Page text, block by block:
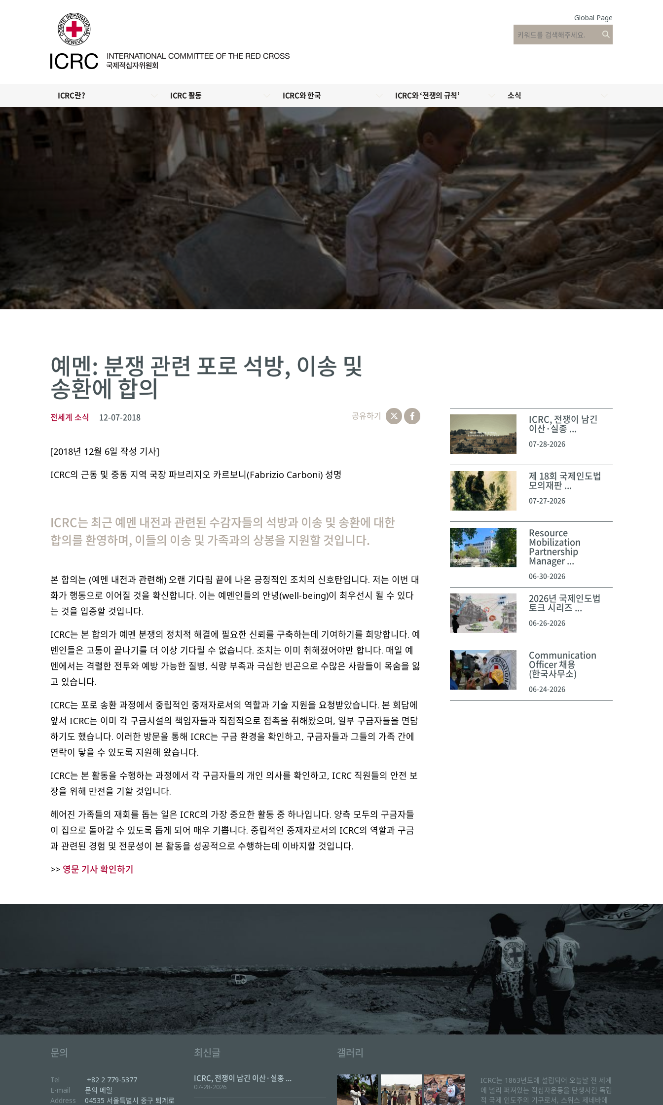
Global Page
ICRC란? ICRC 활동 ICRC와 한국 ICRC와 ‘전쟁의 규칙’ 소식
예멘: 분쟁 관련 포로 석방, 이송 및
송환에 합의
전세계 소식 12-07-2018 공유하기
[2018년 12월 6일 작성 기사]
ICRC의 근동 및 중동 지역 국장 파브리지오 카르보니(Fabrizio Carboni) 성명
ICRC는 최근 예멘 내전과 관련된 수감자들의 석방과 이송 및 송환에 대한
합의를 환영하며, 이들의 이송 및 가족과의 상봉을 지원할 것입니다.
본 합의는 (예멘 내전과 관련해) 오랜 기다림 끝에 나온 긍정적인 조치의 신호탄입니다. 저는 이번 대
화가 행동으로 이어질 것을 확신합니다. 이는 예멘인들의 안녕(well-being)이 최우선시 될 수 있다
는 것을 입증할 것입니다.
ICRC는 본 합의가 예멘 분쟁의 정치적 해결에 필요한 신뢰를 구축하는데 기여하기를 희망합니다. 예
멘인들은 고통이 끝나기를 더 이상 기다릴 수 없습니다. 조치는 이미 취해졌어야만 합니다. 매일 예
멘에서는 격렬한 전투와 예방 가능한 질병, 식량 부족과 극심한 빈곤으로 수많은 사람들이 목숨을 잃
고 있습니다.
ICRC는 포로 송환 과정에서 중립적인 중재자로서의 역할과 기술 지원을 요청받았습니다. 본 회담에
앞서 ICRC는 이미 각 구금시설의 책임자들과 직접적으로 접촉을 취해왔으며, 일부 구금자들을 면담
하기도 했습니다. 이러한 방문을 통해 ICRC는 구금 환경을 확인하고, 구금자들과 그들의 가족 간에
연락이 닿을 수 있도록 지원해 왔습니다.
ICRC는 본 활동을 수행하는 과정에서 각 구금자들의 개인 의사를 확인하고, ICRC 직원들의 안전 보
장을 위해 만전을 기할 것입니다.
헤어진 가족들의 재회를 돕는 일은 ICRC의 가장 중요한 활동 중 하나입니다. 양측 모두의 구금자들
이 집으로 돌아갈 수 있도록 돕게 되어 매우 기쁩니다. 중립적인 중재자로서의 ICRC의 역할과 구금
과 관련된 경험 및 전문성이 본 활동을 성공적으로 수행하는데 이바지할 것입니다.
>> 영문 기사 확인하기
ICRC, 전쟁이 남긴
이산·실종 ...
07-28-2026
제 18회 국제인도법
모의재판 ...
07-27-2026
Resource
Mobilization
Partnership
Manager ...
06-30-2026
2026년 국제인도법
토크 시리즈 ...
06-26-2026
Communication
Officer 채용
(한국사무소)
06-24-2026
문의
Tel
+82 2 779-5377
E-mail
문의 메일
Address
04535 서울특별시 중구 퇴계로
최신글
ICRC, 전쟁이 남긴 이산·실종 ...
07-28-2026
갤러리
ICRC는 1863년도에 설립되어 오늘날 전 세계
에 널리 퍼져있는 적십자운동을 탄생시킨 독립
적 국제 인도주의 기구로서, 스위스 제네바에